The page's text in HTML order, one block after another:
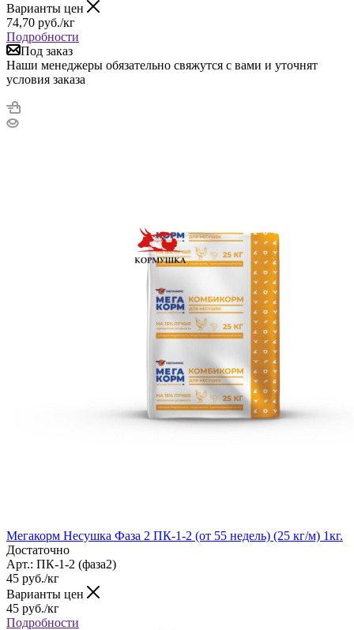
Варианты цен
74,70 руб./кг
Подробности
Под заказ
Наши менеджеры обязательно свяжутся с вами и уточнят
условия заказа
Мегакорм Несушка Фаза 2 ПК-1-2 (от 55 недель) (25 кг/м) 1кг.
Достаточно
Арт.: ПК-1-2 (фаза2)
45 руб./кг
Варианты цен
45 руб./кг
Подробности